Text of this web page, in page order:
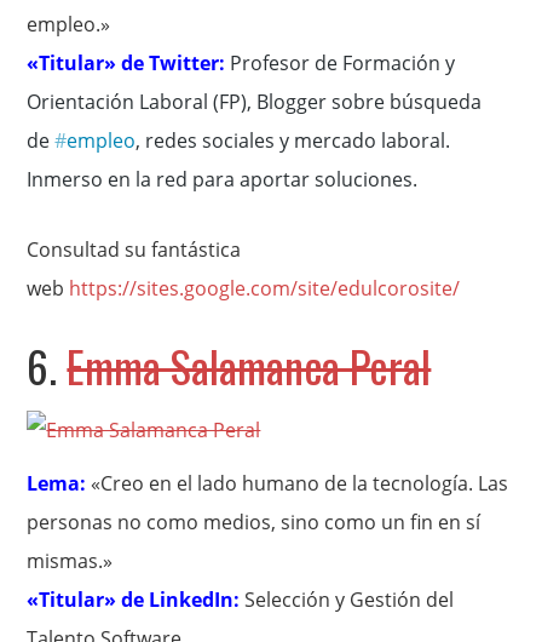
empleo.»
«Titular» de Twitter: Profesor de Formación y
Orientación Laboral (FP), Blogger sobre búsqueda
de#empleo, redes sociales y mercado laboral.
Inmerso en la red para aportar soluciones.
Consultad su fantástica
web https://sites.google.com/site/edulcorosite/
6.Emma Salamanca Peral
Lema: «Creo en el lado humano de la tecnología. Las
personas no como medios, sino como un fin en sí
mismas.»
«Titular» de LinkedIn:Selección y Gestión del